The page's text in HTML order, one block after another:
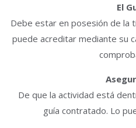
El
Debe estar en posesión de la
puede acreditar mediante su
De que la actividad está
guía contratado. Lo